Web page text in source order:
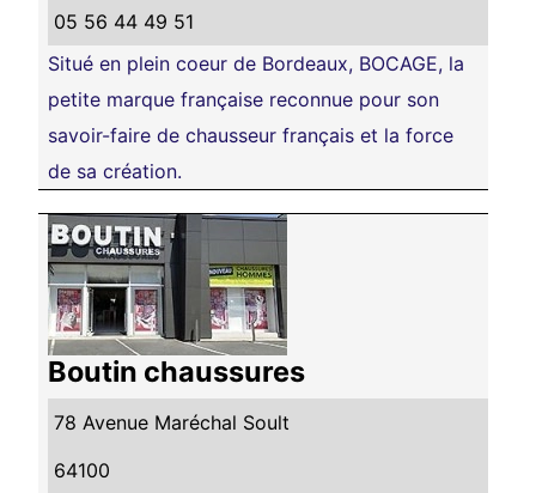
05 56 44 49 51
Situé en plein coeur de Bordeaux, BOCAGE, la
petite marque française reconnue pour son
savoir-faire de chausseur français et la force
de sa création.
Boutin chaussures
78 Avenue Maréchal Soult
64100